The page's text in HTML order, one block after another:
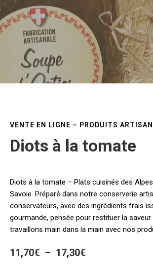
VENTE EN LIGNE – PRODUITS
Diots à la tomate
Diots à la tomate – Plats cuisinés des
Savoie. Préparé dans notre conserverie
conservateurs, avec des ingrédients frais
gourmande, pensée pour restituer la
travaillons main dans la main avec nos
11,70€ – 17,30€